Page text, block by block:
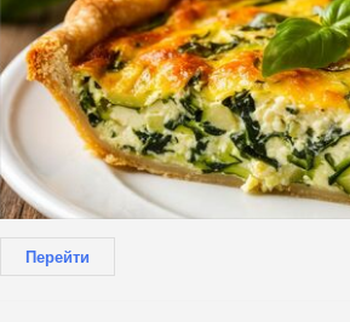
Перейти